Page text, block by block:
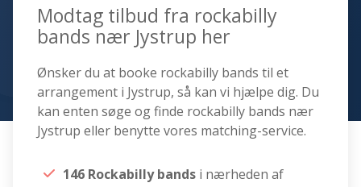
Modtag tilbud fra rockabilly
bands nær Jystrup her
Ønsker du at booke rockabilly bands til et
arrangement i Jystrup, så kan vi hjælpe dig. Du
kan enten søge og finde rockabilly bands nær
Jystrup eller benytte vores matching-service.
146 Rockabilly bands i nærheden af